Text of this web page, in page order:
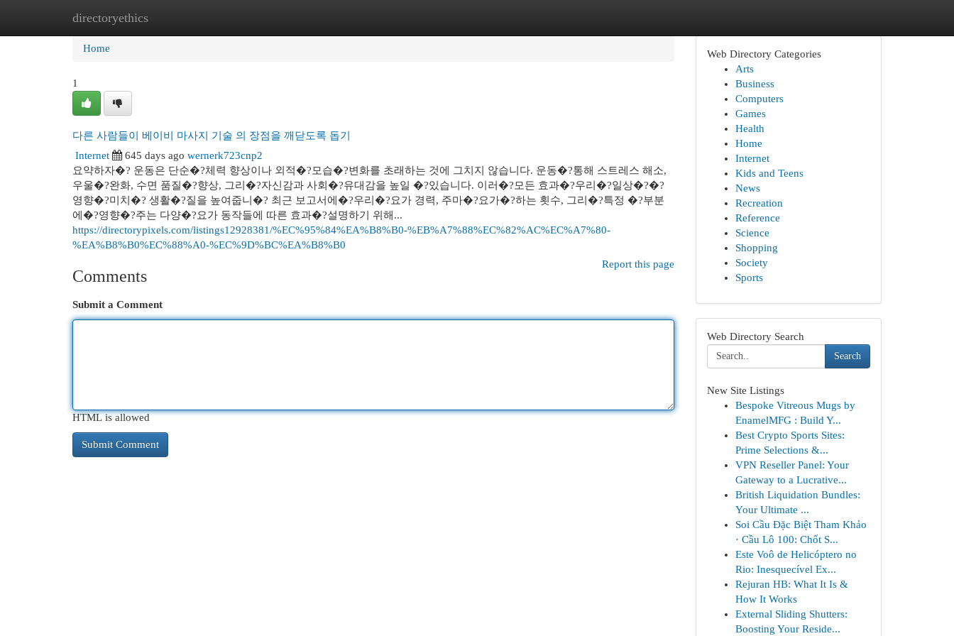
directoryethics
Home New Site Listings
Home
1
다른 사람들이 베이비 마사지 기술 의 장점을 깨닫도록 돕기
Internet
645 days ago wernerk723cnp2
요약하자�? 운동은 단순�?체력 향상이나 외적�?모습�?변화를 초래하는 것에 그치지 않습니다. 운동�?통해 스트레스 해소,
우울�?완화, 수면 품질�?향상, 그리�?자신감과 사회�?유대감을 높일 �?있습니다. 이러�?모든 효과�?우리�?일상�?�?
영향�?미치�? 생활�?질을 높여줍니�? 최근 보고서에�?우리�?요가 경력, 주마�?요가�?하는 횟수, 그리�?특정 �?부분
에�?영향�?주는 다양�?요가 동작들에 따른 효과�?설명하기 위해...
https://directorypixels.com/listings12928381/%EC%95%84%EA%B8%B0-%EB%A7%88%EC%82%AC%EC%A7%80-
%EA%B8%B0%EC%88%A0-%EC%9D%BC%EA%B8%B0
Report this page
Comments
Submit a Comment
HTML is allowed
Web Directory Categories
Arts
Business
Computers
Games
Health
Home
Internet
Kids and Teens
News
Recreation
Reference
Science
Shopping
Society
Sports
Web Directory Search
Search
New Site Listings
Bespoke Vitreous Mugs by
EnamelMFG : Build Y...
Best Crypto Sports Sites:
Prime Selections &...
VPN Reseller Panel: Your
Gateway to a Lucrative...
British Liquidation Bundles:
Your Ultimate ...
Soi Cầu Đặc Biệt Tham Khảo
· Cầu Lô 100: Chốt S...
Este Voô de Helicóptero no
Rio: Inesquecível Ex...
Rejuran HB: What It Is &
How It Works
External Sliding Shutters:
Boosting Your Reside...